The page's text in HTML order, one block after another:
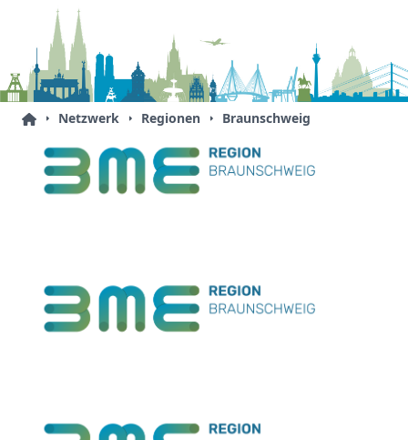
Netzwerk Regionen Braunschweig